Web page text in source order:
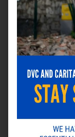
Guarda mi
navegador para
Alternative:
ANTERIOR
Última